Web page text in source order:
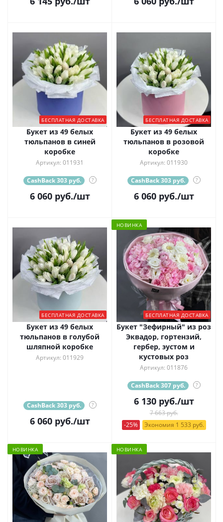
БЕСПЛАТНАЯ ДОСТАВКА
Букет из 49 белых
тюльпанов в синей
коробке
Артикул: 011931
CashBack 303 руб. ?
6 060руб./шт
БЕСПЛАТНАЯ ДОСТАВКА
Букет из 49 белых
тюльпанов в розовой
коробке
Артикул: 011930
CashBack 303 руб. ?
6 060руб./шт
БЕСПЛАТНАЯ ДОСТАВКА
Букет из 49 белых
тюльпанов в голубой
шляпной коробке
Артикул: 011929
CashBack 303 руб. ?
6 060руб./шт
НОВИНКА
БЕСПЛАТНАЯ ДОСТАВКА
Букет "Зефирный" из роз
Эквадор, гортензий,
гербер, эустом и
кустовых роз
Артикул: 011876
CashBack 307 руб. ?
6 130руб./шт
7 663 руб.
-25%
Экономия 1 533 руб.
НОВИНКА НОВИНКА